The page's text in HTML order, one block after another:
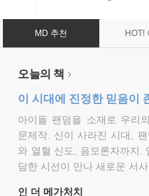
MD 추천 HOT!
오늘의 책
이 시대에 진정한 믿음이
아이돌 팬덤을 소재로 우리
문제작. 신이 사라진 시대,
와 열혈 신도, 음모론자까지.
담한 시선이 만나 새로운 서
인 더 메가처치